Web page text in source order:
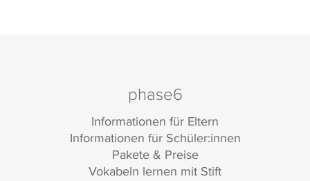
phase6
Informationen für Eltern
Informationen für Schüler:innen
Pakete & Preise
Vokabeln lernen mit Stift